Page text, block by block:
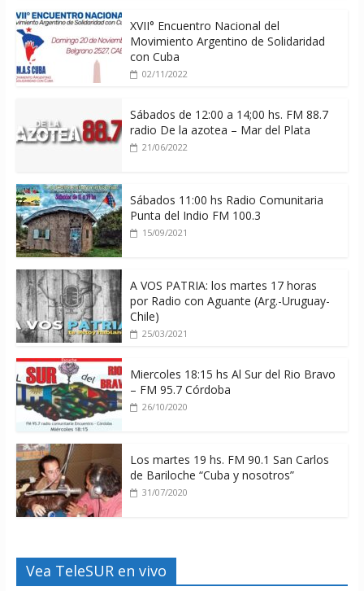
XVII° Encuentro Nacional del
Movimiento Argentino de Solidaridad
con Cuba
02/11/2022
Sábados de 12:00 a 14;00 hs. FM 88.7
radio De la azotea – Mar del Plata
21/06/2022
Sábados 11:00 hs Radio Comunitaria
Punta del Indio FM 100.3
15/09/2021
A VOS PATRIA: los martes 17 horas
por Radio con Aguante (Arg.-Uruguay-
Chile)
25/03/2021
Miercoles 18:15 hs Al Sur del Rio Bravo
– FM 95.7 Córdoba
26/10/2020
Los martes 19 hs. FM 90.1 San Carlos
de Bariloche “Cuba y nosotros”
31/07/2020
Vea TeleSUR en vivo